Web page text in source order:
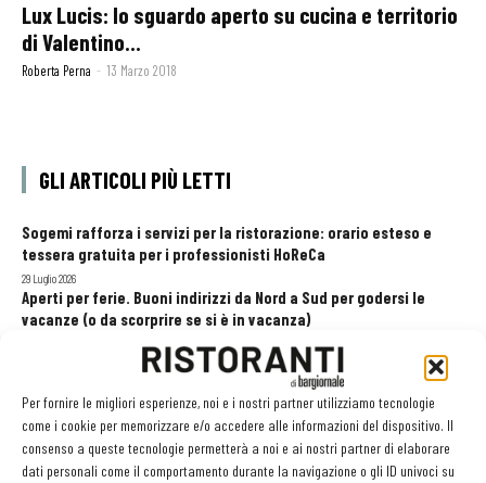
Per fornire le migliori esperienze, noi e i nostri partner utilizziamo tecnologie
come i cookie per memorizzare e/o accedere alle informazioni del dispositivo. Il
consenso a queste tecnologie permetterà a noi e ai nostri partner di elaborare
dati personali come il comportamento durante la navigazione o gli ID univoci su
Lux Lucis: lo sguardo aperto su cucina e territorio
di Valentino...
Roberta Perna - 13 Marzo 2018
GLI ARTICOLI PIÙ LETTI
Sogemi rafforza i servizi per la ristorazione: orario esteso e
tessera gratuita per i professionisti HoReCa
29 Luglio 2026
Aperti per ferie. Buoni indirizzi da Nord a Sud per godersi le
vacanze (o da scorprire se si è in vacanza)
Recensioni online, Fipe e le associazioni del turismo chiedono
modifiche alle Linee Guida dell’Antitrust
20 Luglio 2026